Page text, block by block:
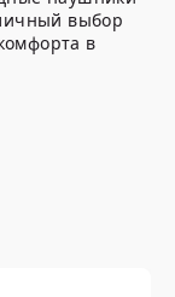
выбор
в